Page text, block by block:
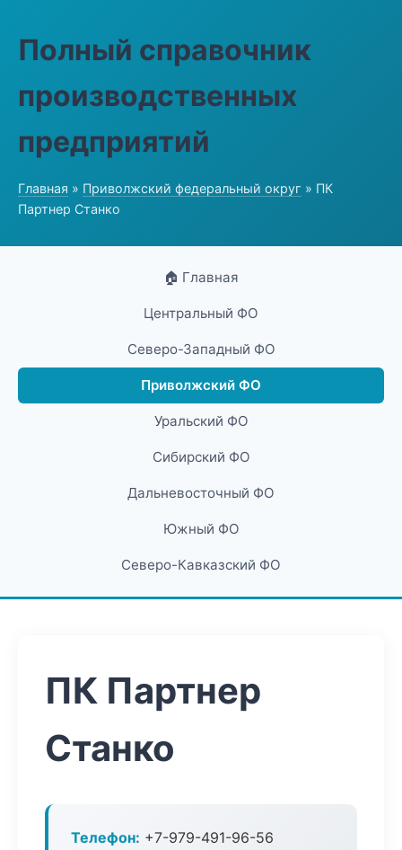
Полный справочник
производственных
предприятий
Главная » Приволжский федеральный округ » ПК
Партнер Станко
🏠 Главная
Центральный ФО
Северо-Западный ФО
Приволжский ФО
Уральский ФО
Сибирский ФО
Дальневосточный ФО
Южный ФО
Северо-Кавказский ФО
ПК Партнер
Станко
Телефон: +7-979-491-96-56